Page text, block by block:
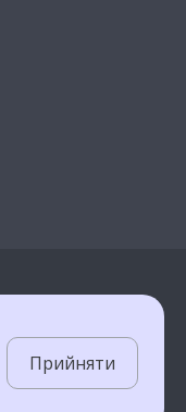
Прийняти